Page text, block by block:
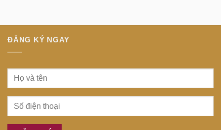
là
ĐĂNG KÝ NGAY